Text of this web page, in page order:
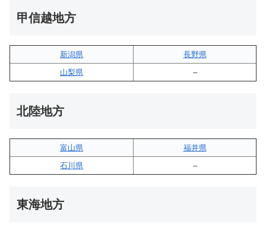
甲信越地方
新潟県
長野県
山梨県
–
北陸地方
富山県
福井県
石川県
–
東海地方